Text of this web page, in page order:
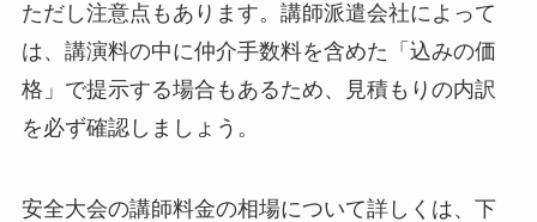
ただし注意点もあります。講師派遣会社によって
は、講演料の中に仲介手数料を含めた「込みの価
格」で提示する場合もあるため、見積もりの内訳
を必ず確認しましょう。
安全大会の講師料金の相場について詳しくは、下